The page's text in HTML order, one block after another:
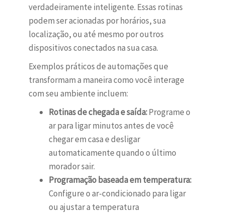
verdadeiramente inteligente. Essas rotinas
podem ser acionadas por horários, sua
localização, ou até mesmo por outros
dispositivos conectados na sua casa.
Exemplos práticos de automações que
transformam a maneira como você interage
com seu ambiente incluem:
Rotinas de chegada e saída:Programe o
ar para ligar minutos antes de você
chegar em casa e desligar
automaticamente quando o último
morador sair.
Programação baseada em temperatura:
Configure o ar-condicionado para ligar
ou ajustar a temperatura